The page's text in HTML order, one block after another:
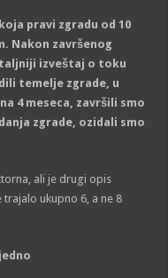
pravi zgradu od 10
Nakon završenog
izveštaj o toku
temelje zgrade, u
4 meseca, završili smo
zgrade, ozidali smo
ali je drugi opis
ukupno 6, a ne 8